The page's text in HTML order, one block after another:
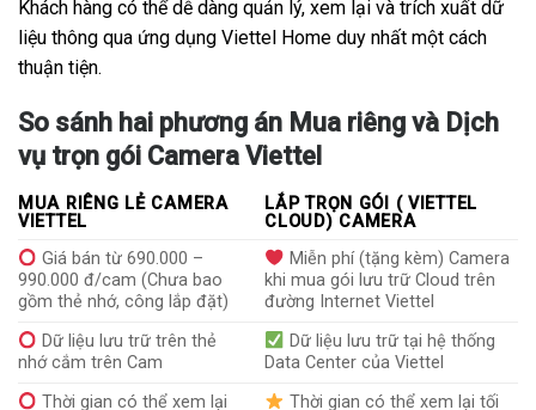
Khách hàng có thể dễ dàng quản lý, xem lại và trích xuất dữ
liệu thông qua ứng dụng Viettel Home duy nhất một cách
thuận tiện.
So sánh hai phương án Mua riêng và Dịch
vụ trọn gói Camera Viettel
MUA RIÊNG LẺ CAMERA
VIETTEL
LẮP TRỌN GÓI ( VIETTEL
CLOUD) CAMERA
Giá bán từ 690.000 –
990.000 đ/cam (Chưa bao
gồm thẻ nhớ, công lắp đặt)
Miễn phí (tặng kèm) Camera
khi mua gói lưu trữ Cloud trên
đường Internet Viettel
Dữ liệu lưu trữ trên thẻ
nhớ cắm trên Cam
Dữ liệu lưu trữ tại hệ thống
Data Center của Viettel
Thời gian có thể xem lại
Thời gian có thể xem lại tối